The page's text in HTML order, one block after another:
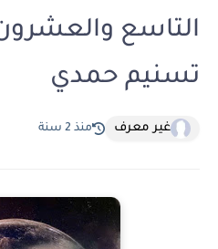
تسنيم حمدي
غير معرف منذ 2 سنة